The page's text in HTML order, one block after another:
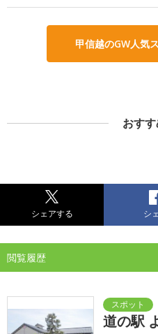
甲信越のGW人気
おす
シェアする シ
閲覧履歴
道の駅